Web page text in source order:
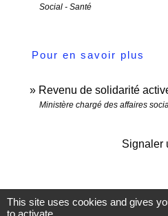
Social - Santé
Pour en savoir plus
Revenu de solidarité
Ministère chargé des affaires
Signaler
This site uses cookies and gives
to activate